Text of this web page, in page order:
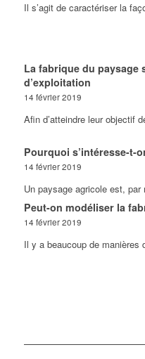
Il s’agit de caractériser la
La fabrique du paysage
d’exploitation
14 février 2019
Afin d’atteindre leur objectif
Pourquoi s’intéresse-t-
14 février 2019
Un paysage agricole est,
Peut-on modéliser la
14 février 2019
Il y a beaucoup de